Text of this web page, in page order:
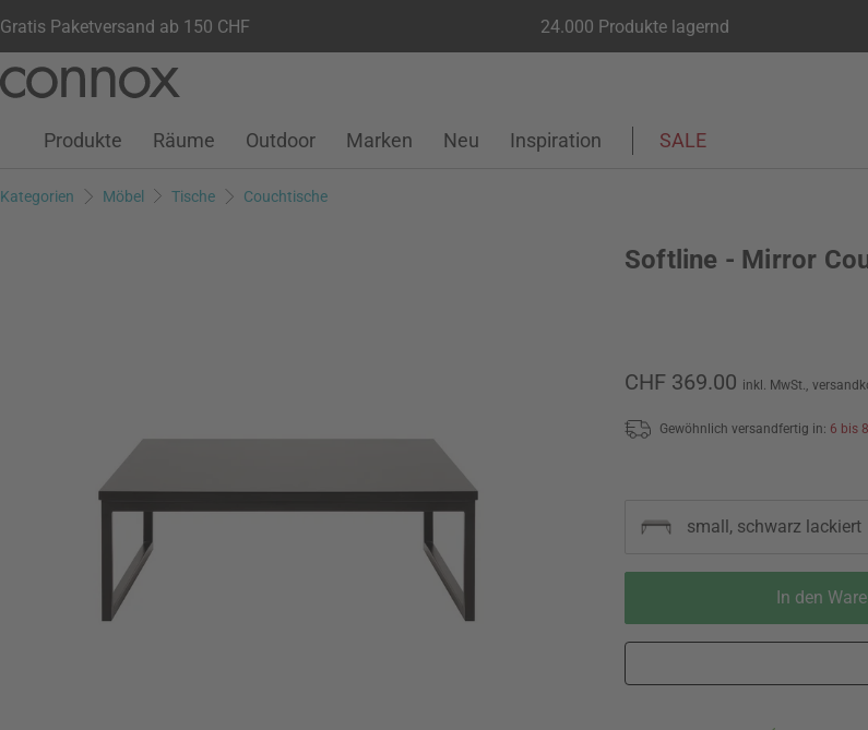
Gratis Paketversand ab 150 CHF 24.000 Produkte lagernd
Seiteninhalt
Suchfeld
Kundenkonto
Wunschliste
Warenkorb
Produkte Räume Outdoor Marken Neu Inspiration SALE
Kategorien Möbel Tische Couchtische
Softline - Mirror
CHF 369.00 inkl. MwSt.,
Gewöhnlich versandfertig in: 6 bis
small, schwarz lackiert
In den
Wunschliste hinzufügen